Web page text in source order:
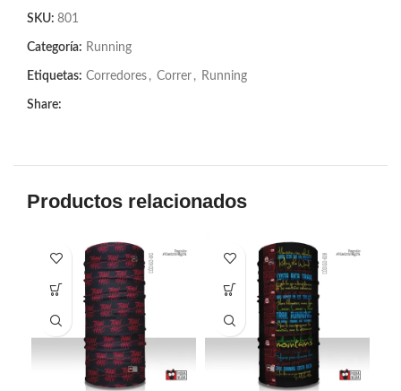
SKU: 801
Categoría: Running
Etiquetas: Corredores , Correr , Running
Share:
Productos relacionados